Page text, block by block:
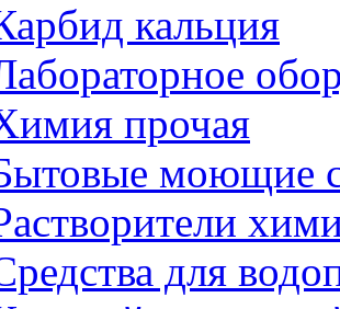
кальция
прочая
моющие
для